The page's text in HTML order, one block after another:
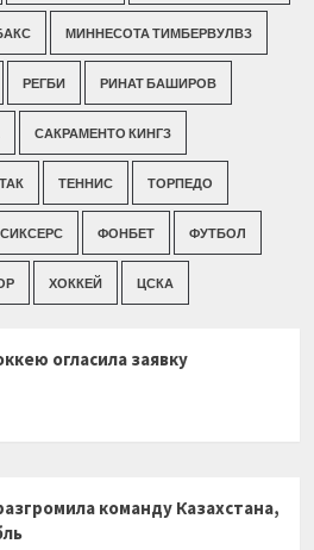
МИННЕСОТА ТИМБЕРВУЛВЗ
РЕГБИ РИНАТ БАШИРОВ
САКРАМЕНТО КИНГЗ
ТЕННИС ТОРПЕДО
ФОНБЕТ ФУТБОЛ
ХОККЕЙ ЦСКА
огласила заявку
команду Казахстана,